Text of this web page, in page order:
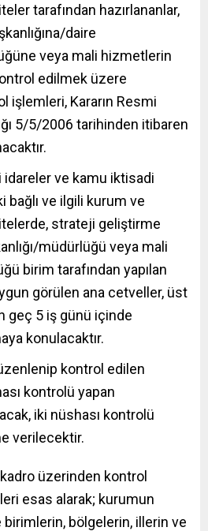
tarafından hazırlananlar,
daire
veya mali hizmetlerin
edilmek üzere
işlemleri, Kararın Resmi
5/5/2006 tarihinden itibaren
idareler ve kamu iktisadi
bağlı ve ilgili kurum ve
strateji geliştirme
müdürlüğü veya mali
birim tarafından yapılan
görülen ana cetveller, üst
geç 5 iş günü içinde
konulacaktır.
kontrol edilen
kontrolü yapan
iki nüshası kontrolü
verilecektir.
üzerinden kontrol
esas alarak; kurumun
birimlerin, bölgelerin, illerin ve